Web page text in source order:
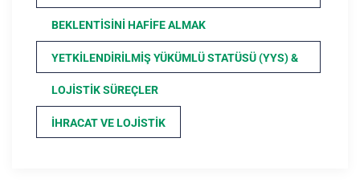
BEKLENTISINI HAFIFE ALMAK
YETKILENDIRILMIŞ YÜKÜMLÜ STATÜSÜ (YYS) &
LOJISTIK SÜREÇLER
İHRACAT VE LOJISTIK